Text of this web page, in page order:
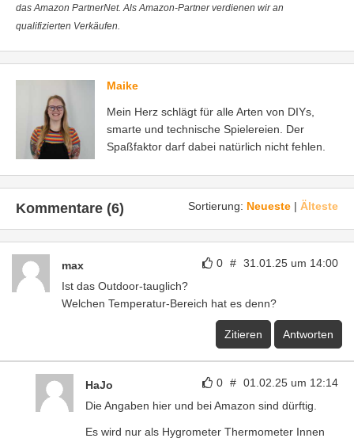
das Amazon PartnerNet. Als Amazon-Partner verdienen wir an
qualifizierten Verkäufen.
Maike
Mein Herz schlägt für alle Arten von DIYs,
smarte und technische Spielereien. Der
Spaßfaktor darf dabei natürlich nicht fehlen.
Sortierung: Neueste | Älteste
Kommentare (6)
0 # 31.01.25 um 14:00
max
Ist das Outdoor-tauglich?
Welchen Temperatur-Bereich hat es denn?
Zitieren Antworten
0 # 01.02.25 um 12:14
HaJo
Die Angaben hier und bei Amazon sind dürftig.
Es wird nur als Hygrometer Thermometer Innen